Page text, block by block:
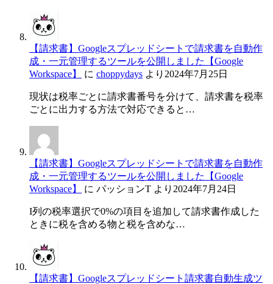
【請求書】Googleスプレッドシートで請求書を自動作
成・一元管理するツールを公開しました【Google
Workspace】
に choppydays より 2024年7月25日
現状は税率ごとに請求書番号を分けて、請求書を税率
ごとに出力する方法で対応できると…
【請求書】Googleスプレッドシートで請求書を自動作
成・一元管理するツールを公開しました【Google
Workspace】
に パッションT より 2024年7月24日
I列の税率選択で0%の項目を追加して請求書作成した
ときに税を含める物と税を含めな…
【請求書】Googleスプレッドシート請求書自動生成ツ